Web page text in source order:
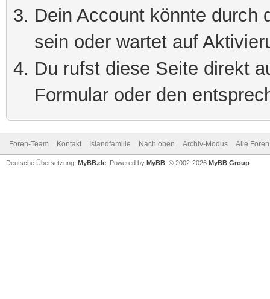
Dein Account könnte durch
sein oder wartet auf
Du rufst diese Seite direkt
Formular oder den
Foren-Team Kontakt Islandfamilie Nach oben Archiv-Modus Alle
Deutsche Übersetzung: MyBB.de , Powered by MyBB , © 2002-2026 MyBB Group